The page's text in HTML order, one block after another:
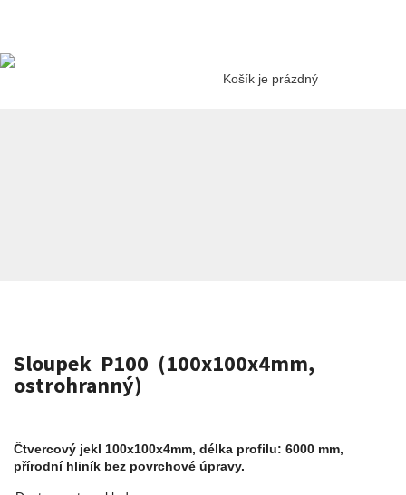
Košík je prázdný
Sloupek P100 (100x100x4mm,
ostrohranný)
Čtvercový jekl 100x100x4mm, délka profilu: 6000 mm,
přírodní hliník bez povrchové úpravy.